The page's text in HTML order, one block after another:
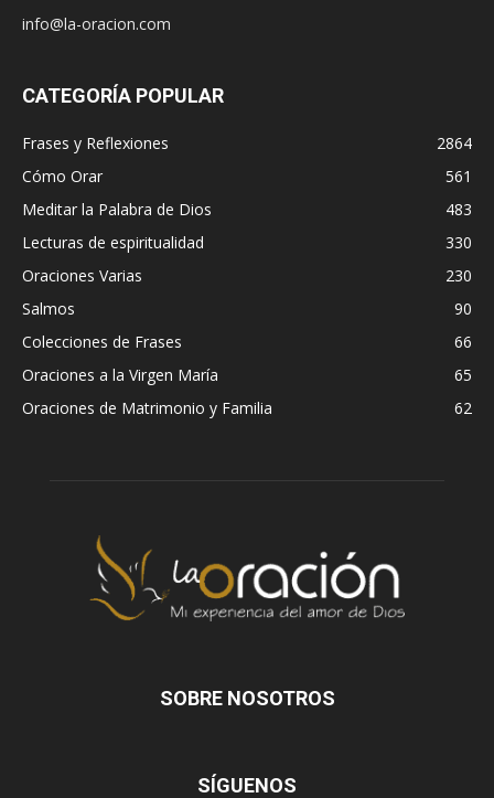
info@la-oracion.com
CATEGORÍA POPULAR
Frases y Reflexiones
2864
Cómo Orar
561
Meditar la Palabra de Dios
483
Lecturas de espiritualidad
330
Oraciones Varias
230
Salmos
90
Colecciones de Frases
66
Oraciones a la Virgen María
65
Oraciones de Matrimonio y Familia
62
SOBRE NOSOTROS
SÍGUENOS